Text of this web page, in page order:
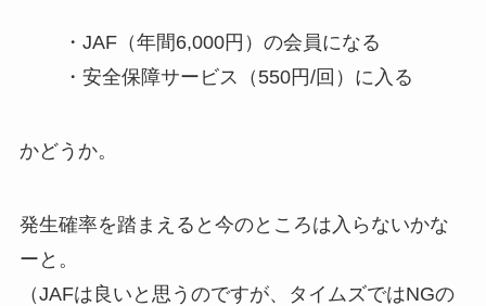
・JAF（年間6,000円）の会員になる
・安全保障サービス（550円/回）に入る
かどうか。
発生確率を踏まえると今のところは入らないかな
ーと。
（JAFは良いと思うのですが、タイムズではNGの